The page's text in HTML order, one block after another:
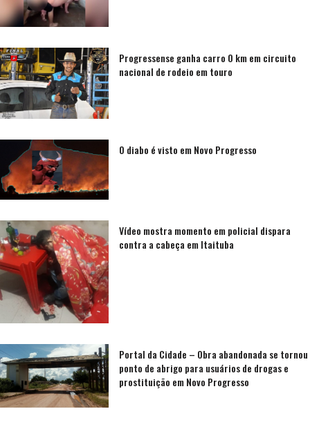
Progressense ganha carro 0 km em circuito
nacional de rodeio em touro
O diabo é visto em Novo Progresso
Vídeo mostra momento em policial dispara
contra a cabeça em Itaituba
Portal da Cidade – Obra abandonada se tornou
ponto de abrigo para usuários de drogas e
prostituição em Novo Progresso